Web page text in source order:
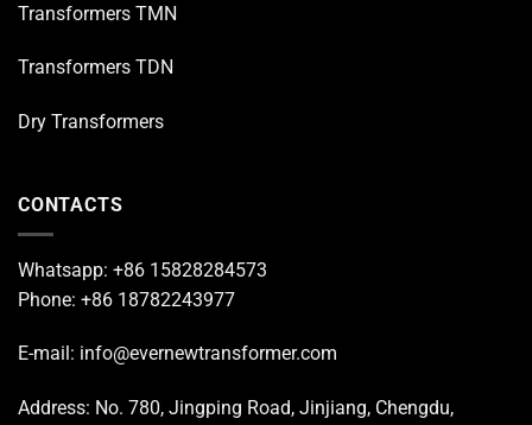
Transformers TMN
Transformers TDN
Dry Transformers
CONTACTS
Whatsapp: +86 15828284573
Phone: +86 18782243977
E-mail: info@evernewtransformer.com
Address: No. 780, Jingping Road, Jinjiang, Chengdu,